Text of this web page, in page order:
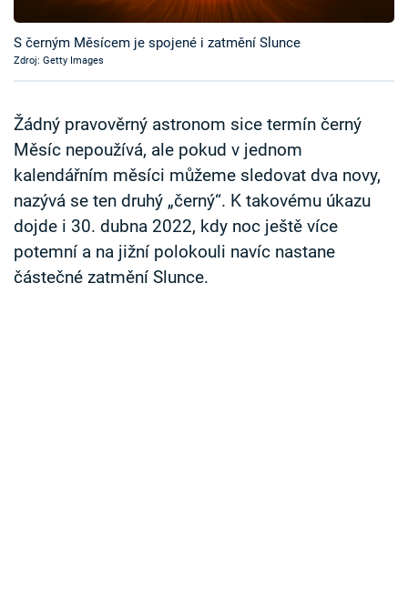
Sledujte prima+
Sledujte nás
S černým Měsícem je spojené i zatmění Slunce
Zdroj: Getty Images
Žádný pravověrný astronom sice termín černý
Měsíc nepoužívá, ale pokud v jednom
kalendářním měsíci můžeme sledovat dva novy,
nazývá se ten druhý „černý“. K takovému úkazu
dojde i 30. dubna 2022, kdy noc ještě více
potemní a na jižní polokouli navíc nastane
částečné zatmění Slunce.